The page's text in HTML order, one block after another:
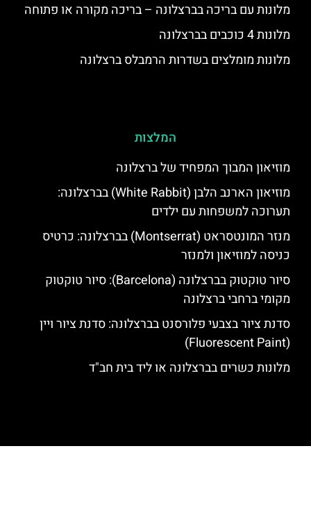
מלונות עם בריכה בברצלונה – בריכה מקורה או פתוחה
מלונות 4 כוכבים בברצלונה
מלונות מומלצים בשדרות הרמבלס ברצלונה
המלצות
מוזיאון המבוך המפחיד של ברצלונה
מוזיאון הארנב הלבן (White Rabbit) בברצלונה:
תערוכה למשפחות עם ילדים
מנזר המונטסראט (Montserrat) בברצלונה: כרטיס
כניסה למוזיאון ולמנזר
סיור טוקטוק בברצלונה (Barcelona): סיור טוקטוק
מקומי ברחבי ברצלונה
סדנת ציור בצבעי פלורסנט בברצלונה: סדנת ציור ויין
(Fluorescent Paint)
מלונות כשרים בברצלונה או ליד בית חב"ד